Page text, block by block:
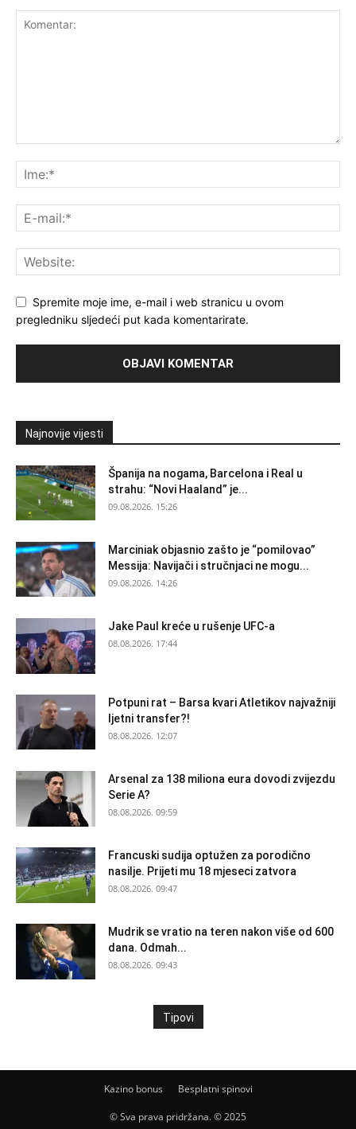
Spremite moje ime, e-mail i web stranicu u ovom
pregledniku sljedeći put kada komentarirate.
Najnovije vijesti
Španija na nogama, Barcelona i Real u
strahu: “Novi Haaland” je...
09.08.2026. 15:26
Marciniak objasnio zašto je “pomilovao”
Messija: Navijači i stručnjaci ne mogu...
09.08.2026. 14:26
Jake Paul kreće u rušenje UFC-a
08.08.2026. 17:44
Potpuni rat – Barsa kvari Atletikov najvažniji
ljetni transfer?!
08.08.2026. 12:07
Arsenal za 138 miliona eura dovodi zvijezdu
Serie A?
08.08.2026. 09:59
Francuski sudija optužen za porodično
nasilje. Prijeti mu 18 mjeseci zatvora
08.08.2026. 09:47
Mudrik se vratio na teren nakon više od 600
dana. Odmah...
08.08.2026. 09:43
Tipovi
Kazino bonus Besplatni spinovi
© Sva prava pridržana. © 2025